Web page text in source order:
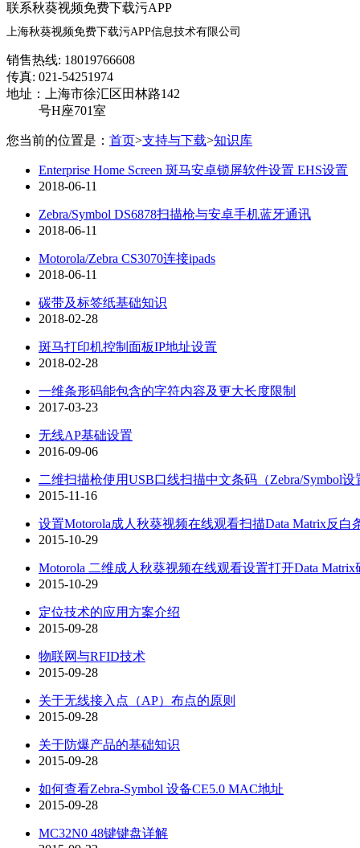
联系秋葵视频免费下载污APP
上海秋葵视频免费下载污APP信息技术有限公司
销售热线: 18019766608
传真: 021-54251974
地址：上海市徐汇区田林路142
号H座701室
您当前的位置是： 首页>支持与下载>知识库
Enterprise Home Screen 斑马安卓锁屏软件设置 EHS设置
2018-06-11
Zebra/Symbol DS6878扫描枪与安卓手机蓝牙通讯
2018-06-11
Motorola/Zebra CS3070连接ipads
2018-06-11
碳带及标签纸基础知识
2018-02-28
斑马打印机控制面板IP地址设置
2018-02-28
一维条形码能包含的字符内容及更大长度限制
2017-03-23
无线AP基础设置
2016-09-06
二维扫描枪使用USB口线扫描中文条码（Zebra/Symbol设
2015-11-16
设置Motorola成人秋葵视频在线观看扫描Data Matrix反白
2015-10-29
Motorola 二维成人秋葵视频在线观看设置打开Data Matrix
2015-10-29
定位技术的应用方案介绍
2015-09-28
物联网与RFID技术
2015-09-28
关于无线接入点（AP）布点的原则
2015-09-28
关于防爆产品的基础知识
2015-09-28
如何查看Zebra-Symbol 设备CE5.0 MAC地址
2015-09-28
MC32N0 48键键盘详解